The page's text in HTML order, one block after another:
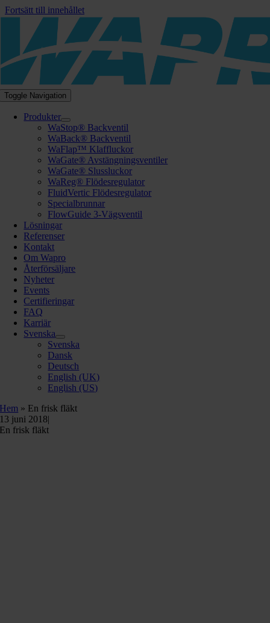
Fortsätt till innehållet
Toggle Navigation
Produkter
WaStop® Backventil
WaBack® Backventil
WaFlap™ Klaffluckor
WaGate® Avstängningsventiler
WaGate® Slussluckor
WaReg® Flödesregulator
FluidVertic Flödesregulator
Specialbrunnar
FlowGuide 3-Vägsventil
Lösningar
Referenser
Kontakt
Om Wapro
Återförsäljare
Nyheter
Events
Certifieringar
FAQ
Karriär
Svenska
Svenska
Dansk
Deutsch
English (UK)
English (US)
Hem » En frisk fläkt
13 juni 2018|
En frisk fläkt